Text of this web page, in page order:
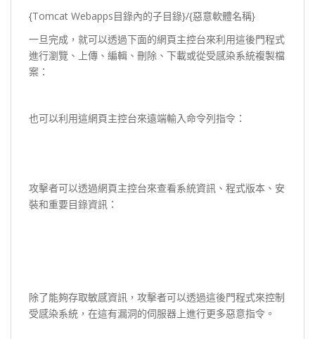
{Tomcat Webapps目錄內的子目錄}/{惡意軟體名稱}
一旦完成，就可以透過下面的網頁主控台來利用這後門程式
進行瀏覽、上傳、編輯、刪除、下載或從受感染系統複製檔
案：
也可以利用這網頁主控台來遠端輸入命令列指令：
攻擊者可以透過網頁主控台來查看系統資訊、程式版本、安
裝和重要目錄資訊：
除了能夠存取敏感資訊，攻擊者可以透過這後門程式來控制
受感染系統，在這有漏洞的伺服器上進行更多惡意指令。